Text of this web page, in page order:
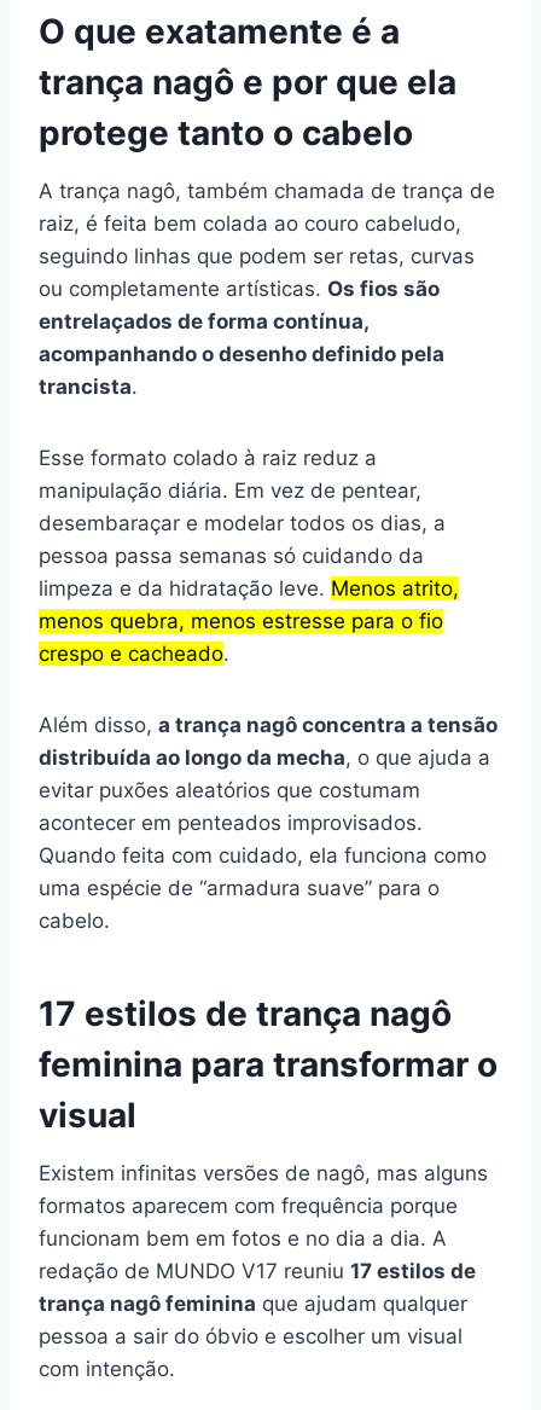
O que exatamente é a
trança nagô e por que ela
protege tanto o cabelo
A trança nagô, também chamada de trança de
raiz, é feita bem colada ao couro cabeludo,
seguindo linhas que podem ser retas, curvas
ou completamente artísticas. Os fios são
entrelaçados de forma contínua,
acompanhando o desenho definido pela
trancista.
Esse formato colado à raiz reduz a
manipulação diária. Em vez de pentear,
desembaraçar e modelar todos os dias, a
pessoa passa semanas só cuidando da
limpeza e da hidratação leve. Menos atrito,
menos quebra, menos estresse para o fio
crespo e cacheado.
Além disso, a trança nagô concentra a tensão
distribuída ao longo da mecha, o que ajuda a
evitar puxões aleatórios que costumam
acontecer em penteados improvisados.
Quando feita com cuidado, ela funciona como
uma espécie de “armadura suave” para o
cabelo.
17 estilos de trança nagô
feminina para transformar o
visual
Existem infinitas versões de nagô, mas alguns
formatos aparecem com frequência porque
funcionam bem em fotos e no dia a dia. A
redação de MUNDO V17 reuniu 17 estilos de
trança nagô feminina que ajudam qualquer
pessoa a sair do óbvio e escolher um visual
com intenção.